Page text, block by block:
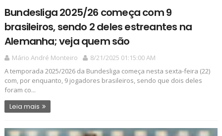
Bundesliga 2025/26 começa com 9
brasileiros, sendo 2 deles estreantes na
Alemanha; veja quem são
Mário André Monteiro
8/21/2025 01:15:00 AM
A temporada 2025/2026 da Bundesliga começa nesta sexta-feira (22)
com, por enquanto, 9 jogadores brasileiros, sendo que dois deles
foram co...
Leia mais